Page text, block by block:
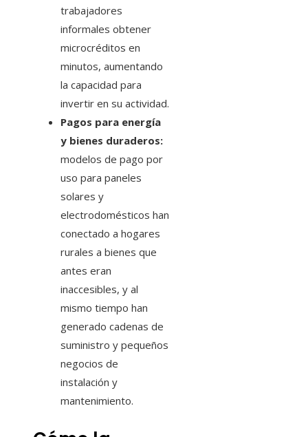
trabajadores
informales obtener
microcréditos en
minutos, aumentando
la capacidad para
invertir en su actividad.
Pagos para energía
y bienes duraderos:
modelos de pago por
uso para paneles
solares y
electrodomésticos han
conectado a hogares
rurales a bienes que
antes eran
inaccesibles, y al
mismo tiempo han
generado cadenas de
suministro y pequeños
negocios de
instalación y
mantenimiento.